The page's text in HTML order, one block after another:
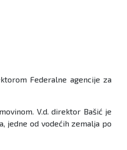
Federalne agencije za
V.d. direktor Bašić je
jedne od vodećih zemalja po